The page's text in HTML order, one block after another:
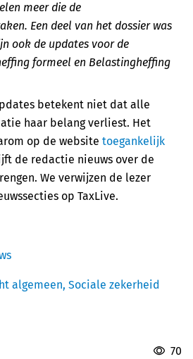
meer die de
Een deel van het dossier was
ook de updates voor de
formeel en Belastingheffing
betekent niet dat alle
haar belang verliest. Het
op de website toegankelijk
de redactie nieuws over de
We verwijzen de lezer
op TaxLive.
algemeen, Sociale zekerheid
70